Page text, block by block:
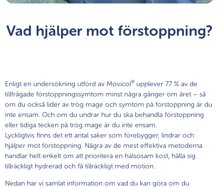
Vad hjälper mot förstoppning?
Enligt en undersökning utförd av Movicol® upplever 77 % av de
tillfrågade förstoppningssymtom minst några gånger om året – så
om du också lider av trög mage och symtom på förstoppning är du
inte ensam. Och om du undrar hur du ska behandla förstoppning
eller tidiga tecken på trög mage är du inte ensam.
Lyckligtvis finns det ett antal saker som förebygger, lindrar och
hjälper mot förstoppning. Några av de mest effektiva metoderna
handlar helt enkelt om att prioritera en hälsosam kost, hålla sig
tillräckligt hydrerad och få tillräckligt med motion.
Nedan har vi samlat information om vad du kan göra om du